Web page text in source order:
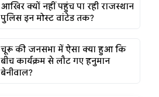
आखिर क्यों नहीं पहुंच पा रही राजस्थान
पुलिस इन मोस्ट वांटेड तक?
चूरू की जनसभा में ऐसा क्या हुआ कि
बीच कार्यक्रम से लौट गए हनुमान
बेनीवाल?